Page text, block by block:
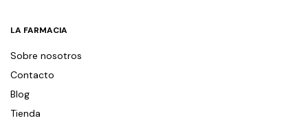
LA FARMACIA
Sobre nosotros
Contacto
Blog
Tienda